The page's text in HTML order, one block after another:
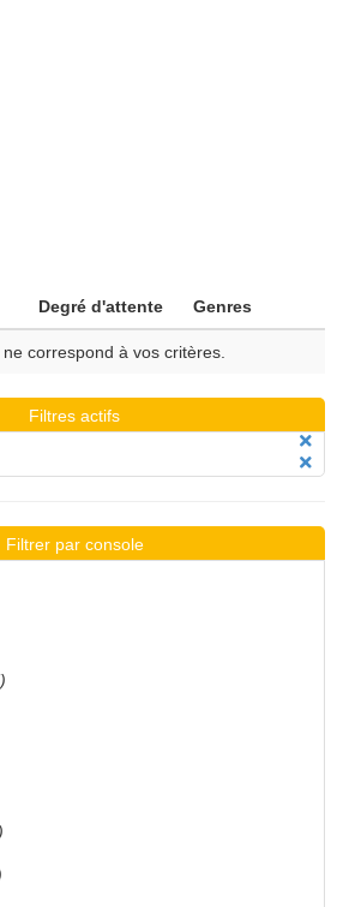
Degré d'attente Genres
correspond à vos critères.
Filtres actifs
Filtrer par console